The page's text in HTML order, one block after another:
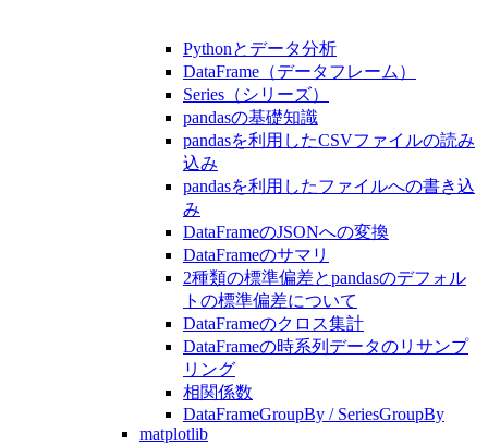
Pythonとデータ分析
DataFrame（データフレーム）
Series（シリーズ）
pandasの基礎知識
pandasを利用したCSVファイルの読み
込み
pandasを利用したファイルへの書き込
み
DataFrameのJSONへの変換
DataFrameのサマリ
2種類の標準偏差とpandasのデフォル
トの標準偏差について
DataFrameのクロス集計
DataFrameの時系列データのリサンプ
リング
相関係数
DataFrameGroupBy / SeriesGroupBy
matplotlib